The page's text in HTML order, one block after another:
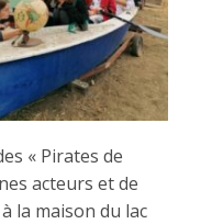
« Pirates de
acteurs et de
la maison du lac